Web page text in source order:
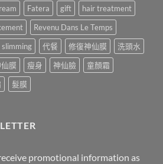
Fatera gift
hair treatment
Revenu Dans Le Temps
slimming 代餐 修復神仙膜
洗頭水
膜 瘦身 神仙臉
童顏霜
髮膜
promotional information as